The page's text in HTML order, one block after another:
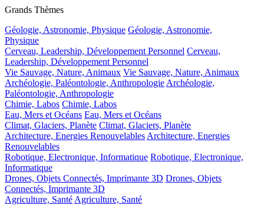
Grands Thèmes
Géologie, Astronomie, Physique Géologie, Astronomie,
Physique
Cerveau, Leadership, Développement Personnel Cerveau,
Leadership, Développement Personnel
Vie Sauvage, Nature, Animaux Vie Sauvage, Nature, Animaux
Archéologie, Paléontologie, Anthropologie Archéologie,
Paléontologie, Anthropologie
Chimie, Labos Chimie, Labos
Eau, Mers et Océans Eau, Mers et Océans
Climat, Glaciers, Planète Climat, Glaciers, Planète
Architecture, Energies Renouvelables Architecture, Energies
Renouvelables
Robotique, Electronique, Informatique Robotique, Electronique,
Informatique
Drones, Objets Connectés, Imprimante 3D Drones, Objets
Connectés, Imprimante 3D
Agriculture, Santé Agriculture, Santé